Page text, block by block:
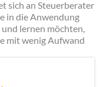
sich an Steuerberater
in die Anwendung
lernen möchten,
mit wenig Aufwand